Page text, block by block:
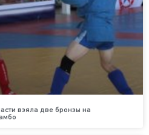
взяла две бронзы на